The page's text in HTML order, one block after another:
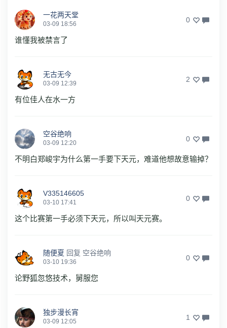
一花两天堂
03-09 18:56 0
谁懂我被禁言了
无古无今
03-09 12:39 2
有位佳人在水一方
空谷绝响
03-09 12:20 0
不明白郑峻宇为什么第一手要下天元，难道他想故意输掉？
V335146605
03-10 17:41 0
这个比赛第一手必须下天元，所以叫天元赛。
随便夏 回复 空谷绝响
03-10 19:36 0
论野狐忽悠技术，舅服您
独步漫长宵
03-09 12:05 1